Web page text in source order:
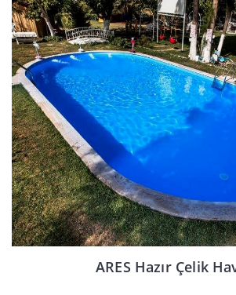
ARES Hazır Çelik